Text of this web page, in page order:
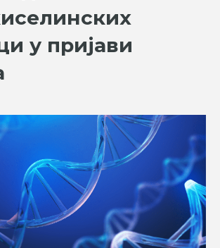
у пријави